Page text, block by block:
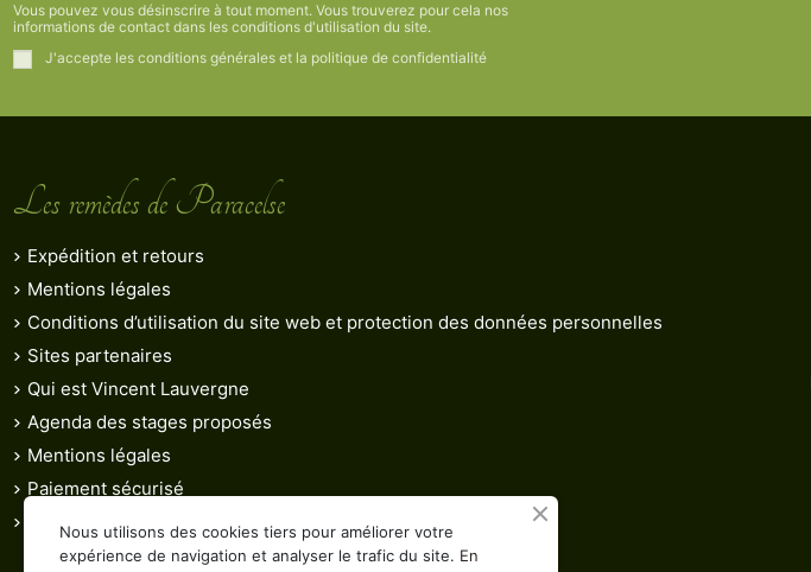
Vous pouvez vous désinscrire à tout moment. Vous trouverez pour cela nos
informations de contact dans les conditions d'utilisation du site.
J'accepte les conditions générales et la politique de confidentialité
Les remèdes de Paracelse
Expédition et retours
Mentions légales
Conditions d’utilisation du site web et protection des données personnelles
Sites partenaires
Qui est Vincent Lauvergne
Agenda des stages proposés
Mentions légales
Paiement sécurisé
Contactez-nous
Nous utilisons des cookies tiers pour améliorer votre
expérience de navigation et analyser le trafic du site. En